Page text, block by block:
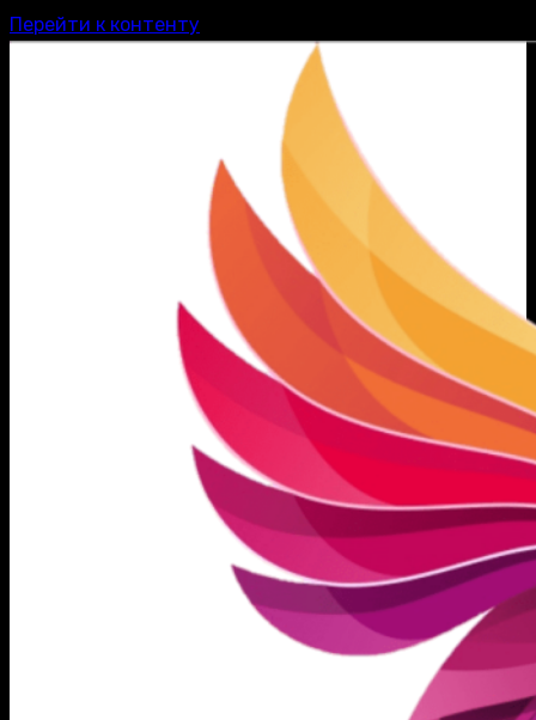
Перейти к контенту